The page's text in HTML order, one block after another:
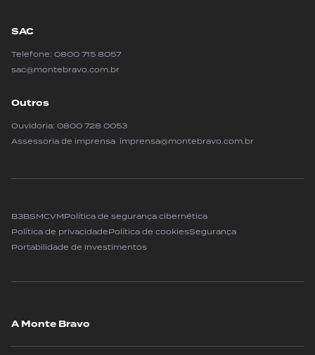
SAC
Telefone: 0800 715 8057
sac@montebravo.com.br
Outros
Ouvidoria: 0800 728 0053
Assessoria de imprensa imprensa@montebravo.com.br
B3BSMCVMPolítica de segurança cibernética
Política de privacidadePolítica de cookiesSegurança
Portabilidade de Investimentos
A Monte Bravo